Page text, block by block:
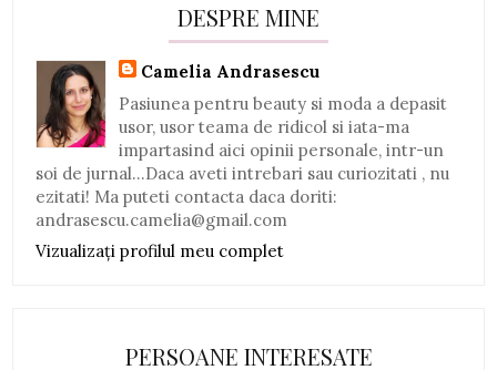
DESPRE MINE
Camelia Andrasescu
Pasiunea pentru beauty si moda a depasit
usor, usor teama de ridicol si iata-ma
impartasind aici opinii personale, intr-un
soi de jurnal...Daca aveti intrebari sau curiozitati , nu
ezitati! Ma puteti contacta daca doriti:
andrasescu.camelia@gmail.com
Vizualizați profilul meu complet
PERSOANE INTERESATE